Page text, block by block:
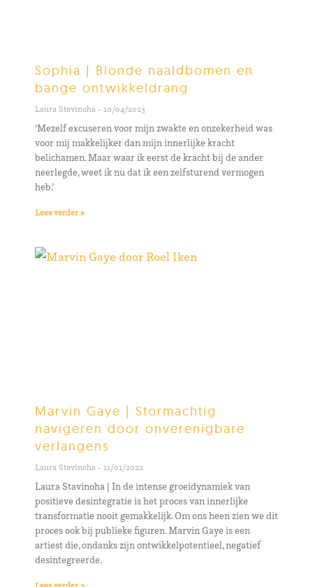
Sophia | Blonde naaldbomen en
bange ontwikkeldrang
Laura Stavinoha 10/04/2023
‘Mezelf excuseren voor mijn zwakte en onzekerheid was
voor mij makkelijker dan mijn innerlijke kracht
belichamen. Maar waar ik eerst de kracht bij de ander
neerlegde, weet ik nu dat ik een zelfsturend vermogen
heb.’
Lees verder »
Marvin Gaye | Stormachtig
navigeren door onverenigbare
verlangens
Laura Stavinoha 11/01/2022
Laura Stavinoha | In de intense groeidynamiek van
positieve desintegratie is het proces van innerlijke
transformatie nooit gemakkelijk. Om ons heen zien we dit
proces ook bij publieke figuren. Marvin Gaye is een
artiest die, ondanks zijn ontwikkelpotentieel, negatief
desintegreerde.